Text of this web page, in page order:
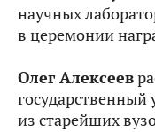
научных
в церемонии
Олег Алексеев
государственный
из старейших